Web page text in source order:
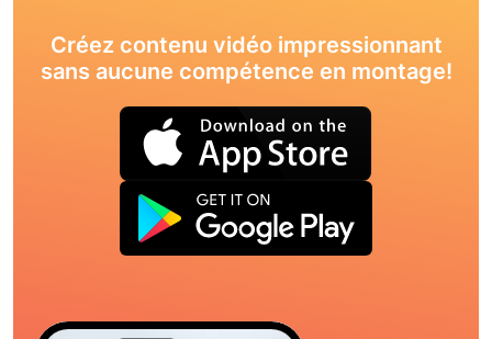
Créez contenu vidéo impressionnant
sans aucune compétence en montage!